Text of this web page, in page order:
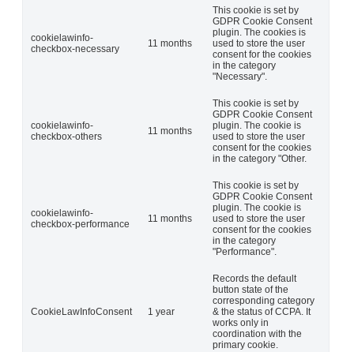
cookielawinfo-
checkbox-necessary
11 months
This cookie is set by
GDPR Cookie Consent
plugin. The cookies is
used to store the user
consent for the cookies
in the category
"Necessary".
cookielawinfo-
checkbox-others
11 months
This cookie is set by
GDPR Cookie Consent
plugin. The cookie is
used to store the user
consent for the cookies
in the category "Other.
cookielawinfo-
checkbox-performance
11 months
This cookie is set by
GDPR Cookie Consent
plugin. The cookie is
used to store the user
consent for the cookies
in the category
"Performance".
CookieLawInfoConsent 1 year
Records the default
button state of the
corresponding category
& the status of CCPA. It
works only in
coordination with the
primary cookie.